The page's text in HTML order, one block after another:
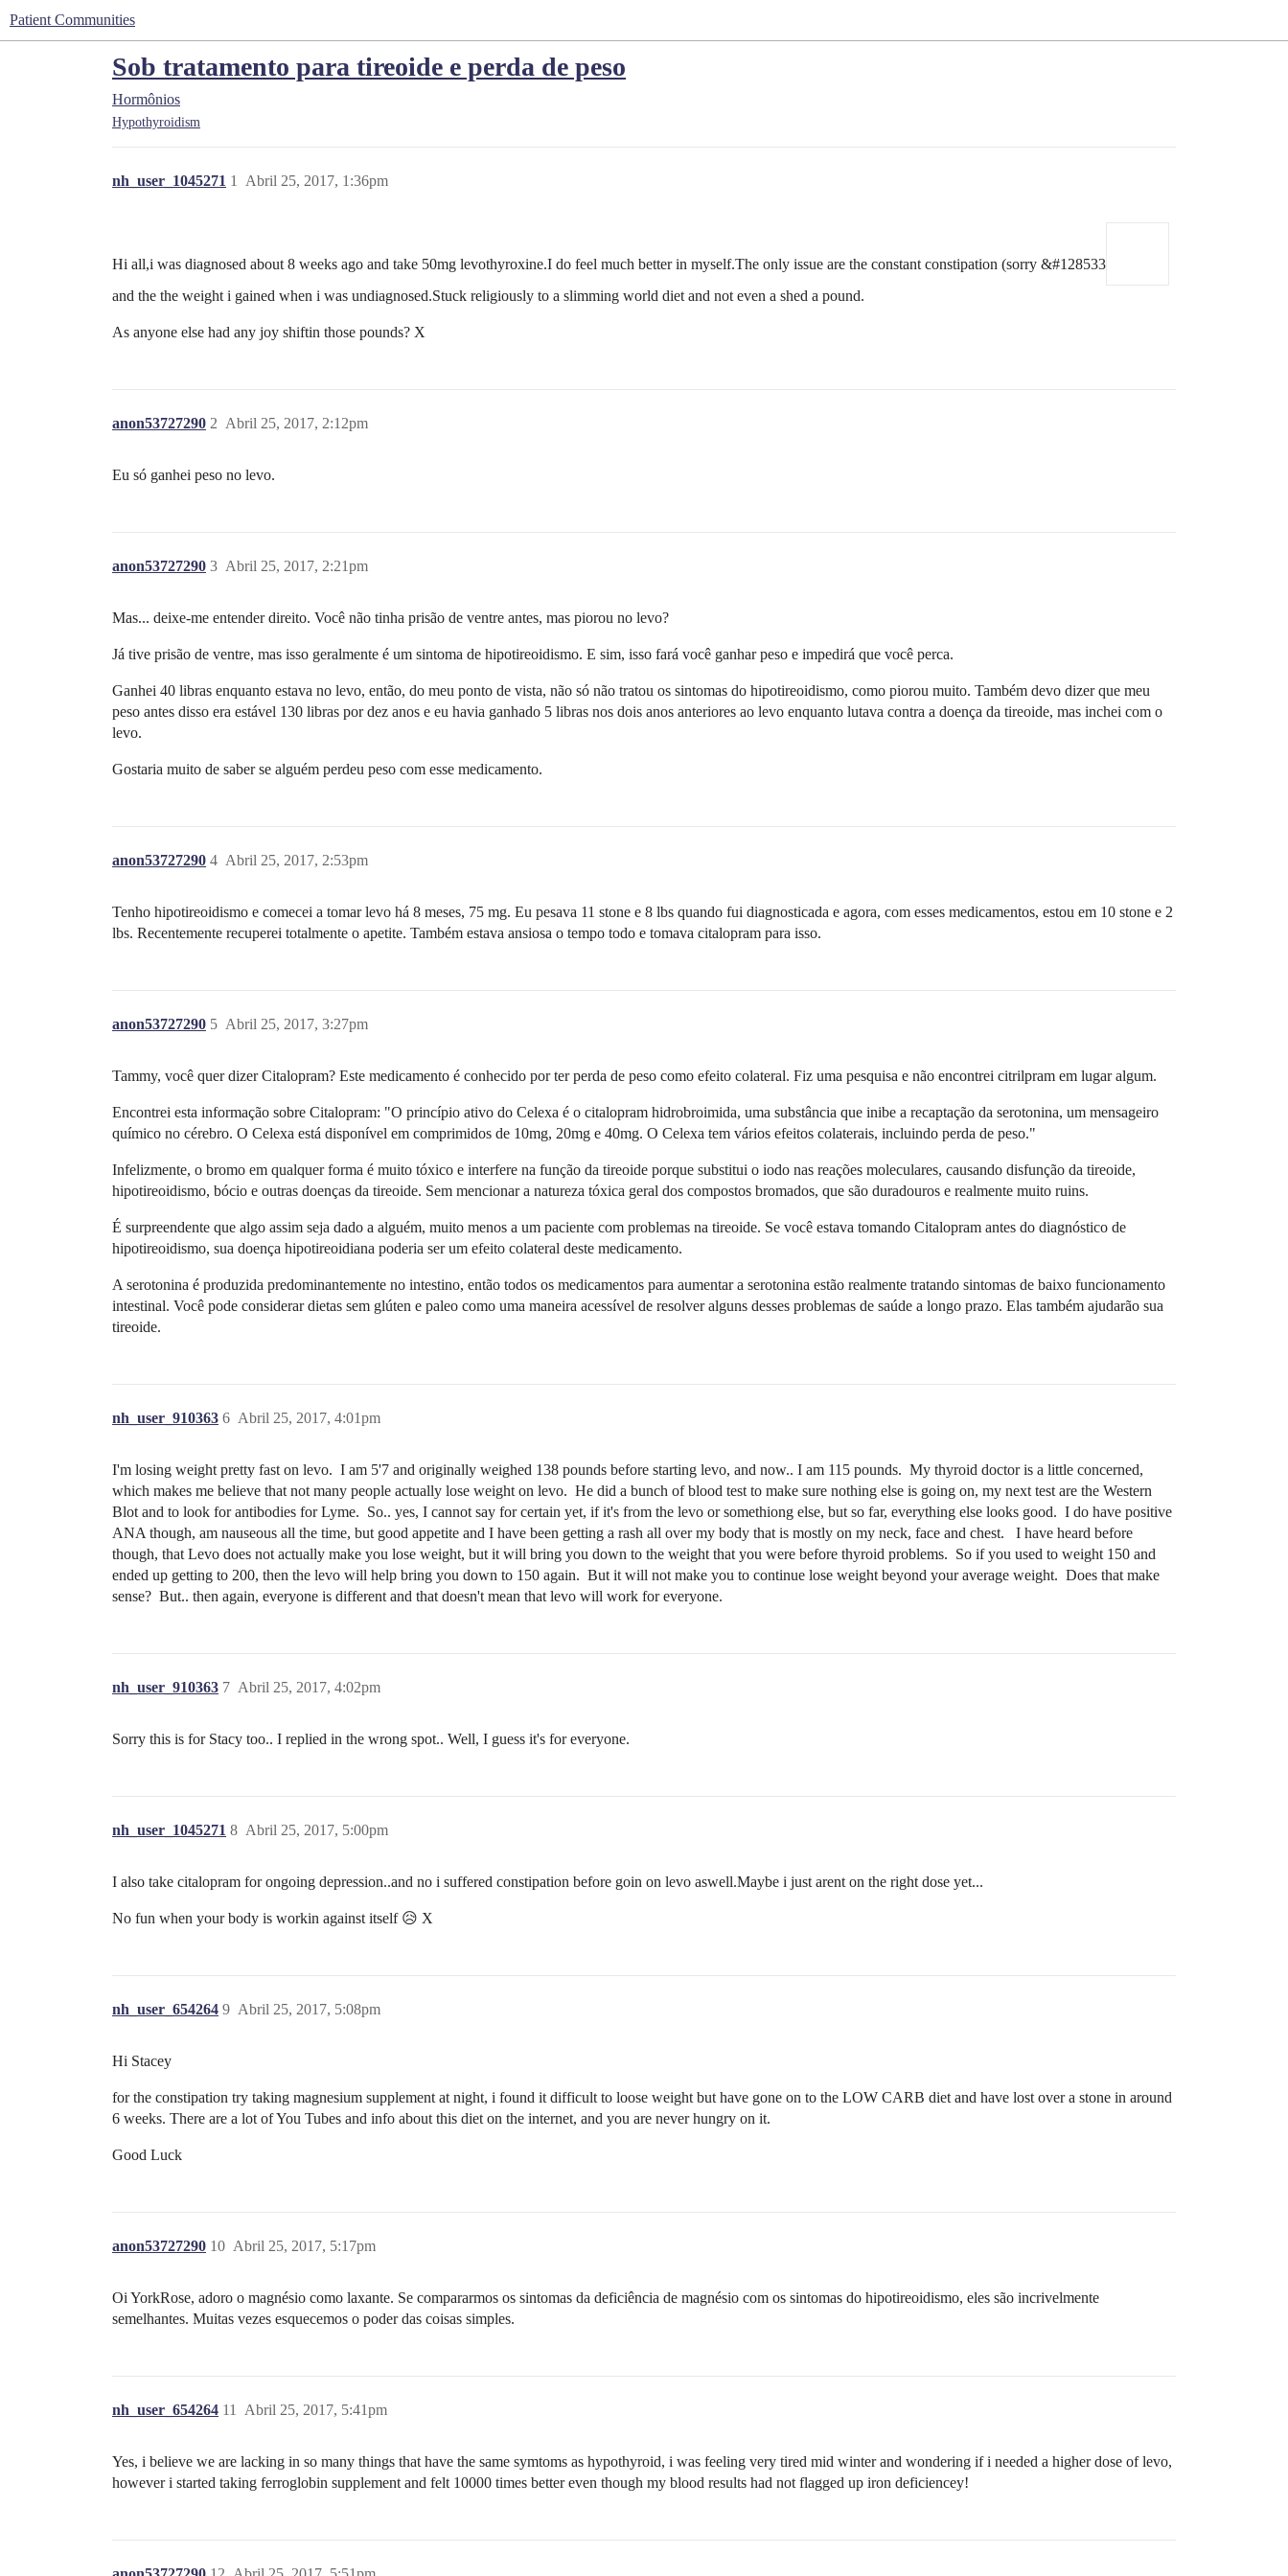
Patient Communities
Sob tratamento para tireoide e perda de peso
Hormônios
Hypothyroidism
nh_user_1045271 Abril 25, 2017, 1:36pm
1
Hi all,i was diagnosed about 8 weeks ago and take 50mg levothyroxine.I do feel much better in myself.The only issue are the constant constipation (sorry &#128533
and the the weight i gained when i was undiagnosed.Stuck religiously to a slimming world diet and not even a shed a pound.
As anyone else had any joy shiftin those pounds? X
anon53727290 Abril 25, 2017, 2:12pm
2
Eu só ganhei peso no levo.
anon53727290 Abril 25, 2017, 2:21pm
3
Mas... deixe-me entender direito. Você não tinha prisão de ventre antes, mas piorou no levo?
Já tive prisão de ventre, mas isso geralmente é um sintoma de hipotireoidismo. E sim, isso fará você ganhar peso e impedirá que você perca.
Ganhei 40 libras enquanto estava no levo, então, do meu ponto de vista, não só não tratou os sintomas do hipotireoidismo, como piorou muito. Também devo dizer que meu
peso antes disso era estável 130 libras por dez anos e eu havia ganhado 5 libras nos dois anos anteriores ao levo enquanto lutava contra a doença da tireoide, mas inchei com o
levo.
Gostaria muito de saber se alguém perdeu peso com esse medicamento.
anon53727290 Abril 25, 2017, 2:53pm
4
Tenho hipotireoidismo e comecei a tomar levo há 8 meses, 75 mg. Eu pesava 11 stone e 8 lbs quando fui diagnosticada e agora, com esses medicamentos, estou em 10 stone e 2
lbs. Recentemente recuperei totalmente o apetite. Também estava ansiosa o tempo todo e tomava citalopram para isso.
anon53727290 Abril 25, 2017, 3:27pm
5
Tammy, você quer dizer Citalopram? Este medicamento é conhecido por ter perda de peso como efeito colateral. Fiz uma pesquisa e não encontrei citrilpram em lugar algum.
Encontrei esta informação sobre Citalopram: "O princípio ativo do Celexa é o citalopram hidrobroimida, uma substância que inibe a recaptação da serotonina, um mensageiro
químico no cérebro. O Celexa está disponível em comprimidos de 10mg, 20mg e 40mg. O Celexa tem vários efeitos colaterais, incluindo perda de peso."
Infelizmente, o bromo em qualquer forma é muito tóxico e interfere na função da tireoide porque substitui o iodo nas reações moleculares, causando disfunção da tireoide,
hipotireoidismo, bócio e outras doenças da tireoide. Sem mencionar a natureza tóxica geral dos compostos bromados, que são duradouros e realmente muito ruins.
É surpreendente que algo assim seja dado a alguém, muito menos a um paciente com problemas na tireoide. Se você estava tomando Citalopram antes do diagnóstico de
hipotireoidismo, sua doença hipotireoidiana poderia ser um efeito colateral deste medicamento.
A serotonina é produzida predominantemente no intestino, então todos os medicamentos para aumentar a serotonina estão realmente tratando sintomas de baixo funcionamento
intestinal. Você pode considerar dietas sem glúten e paleo como uma maneira acessível de resolver alguns desses problemas de saúde a longo prazo. Elas também ajudarão sua
tireoide.
nh_user_910363 Abril 25, 2017, 4:01pm
6
I'm losing weight pretty fast on levo. I am 5'7 and originally weighed 138 pounds before starting levo, and now.. I am 115 pounds. My thyroid doctor is a little concerned,
which makes me believe that not many people actually lose weight on levo. He did a bunch of blood test to make sure nothing else is going on, my next test are the Western
Blot and to look for antibodies for Lyme. So.. yes, I cannot say for certain yet, if it's from the levo or somethiong else, but so far, everything else looks good. I do have positive
ANA though, am nauseous all the time, but good appetite and I have been getting a rash all over my body that is mostly on my neck, face and chest. I have heard before
though, that Levo does not actually make you lose weight, but it will bring you down to the weight that you were before thyroid problems. So if you used to weight 150 and
ended up getting to 200, then the levo will help bring you down to 150 again. But it will not make you to continue lose weight beyond your average weight. Does that make
sense? But.. then again, everyone is different and that doesn't mean that levo will work for everyone.
nh_user_910363 Abril 25, 2017, 4:02pm
7
Sorry this is for Stacy too.. I replied in the wrong spot.. Well, I guess it's for everyone.
nh_user_1045271 Abril 25, 2017, 5:00pm
8
I also take citalopram for ongoing depression..and no i suffered constipation before goin on levo aswell.Maybe i just arent on the right dose yet...
No fun when your body is workin against itself 😥 X
nh_user_654264 Abril 25, 2017, 5:08pm
9
Hi Stacey
for the constipation try taking magnesium supplement at night, i found it difficult to loose weight but have gone on to the LOW CARB diet and have lost over a stone in around
6 weeks. There are a lot of You Tubes and info about this diet on the internet, and you are never hungry on it.
Good Luck
anon53727290 Abril 25, 2017, 5:17pm
10
Oi YorkRose, adoro o magnésio como laxante. Se compararmos os sintomas da deficiência de magnésio com os sintomas do hipotireoidismo, eles são incrivelmente
semelhantes. Muitas vezes esquecemos o poder das coisas simples.
nh_user_654264 Abril 25, 2017, 5:41pm
11
Yes, i believe we are lacking in so many things that have the same symtoms as hypothyroid, i was feeling very tired mid winter and wondering if i needed a higher dose of levo,
however i started taking ferroglobin supplement and felt 10000 times better even though my blood results had not flagged up iron deficiencey!